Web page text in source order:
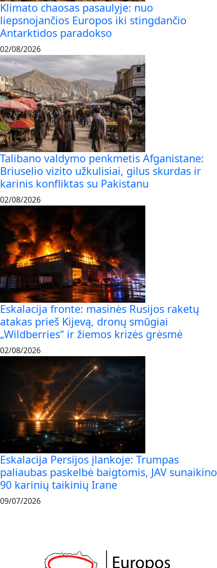
Klimato chaosas pasaulyje: nuo
liepsnojančios Europos iki stingdančio
Antarktidos paradokso
02/08/2026
Talibano valdymo penkmetis Afganistane:
Briuselio vizito užkulisiai, gilus skurdas ir
karinis konfliktas su Pakistanu
02/08/2026
Eskalacija fronte: masinės Rusijos raketų
atakas prieš Kijevą, dronų smūgiai
„Wildberries“ ir žiemos krizės grėsmė
02/08/2026
Eskalacija Persijos įlankoje: Trumpas
paliaubas paskelbė baigtomis, JAV sunaikino
90 karinių taikinių Irane
09/07/2026